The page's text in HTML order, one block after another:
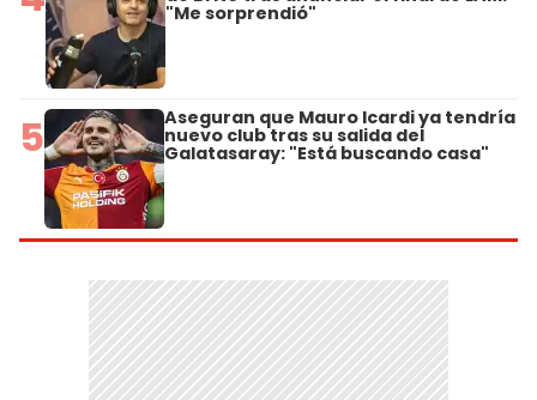
"Me sorprendió"
5 Aseguran que Mauro Icardi ya tendría
nuevo club tras su salida del
Galatasaray: "Está buscando casa"